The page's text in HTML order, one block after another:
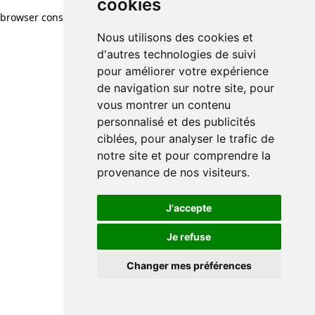
cookies
Nous utilisons des cookies et
d'autres technologies de suivi
pour améliorer votre expérience
de navigation sur notre site, pour
vous montrer un contenu
personnalisé et des publicités
ciblées, pour analyser le trafic de
notre site et pour comprendre la
provenance de nos visiteurs.
J'accepte
Je refuse
Changer mes préférences
browser console for more information)